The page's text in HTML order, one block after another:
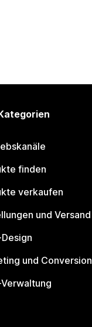
finden
verkaufen
und Versand
und Conversion